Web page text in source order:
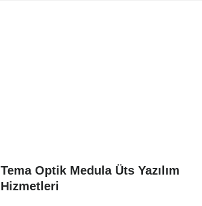
Tema Optik Medula Üts Yazılım
Hizmetleri